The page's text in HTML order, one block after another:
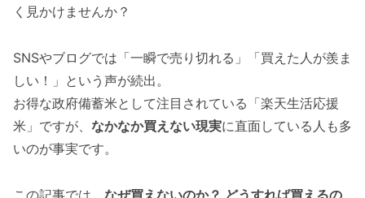
く見かけませんか？
SNSやブログでは「一瞬で売り切れる」「買えた人が羨ま
しい！」という声が続出。
お得な政府備蓄米として注目されている「楽天生活応援
米」ですが、 なかなか買えない現実に直面している人も多
いのが事実です。
この記事では、 なぜ買えないのか？ どうすれば買えるの